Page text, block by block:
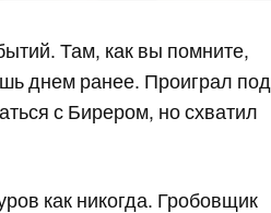
Там, как вы помните,
днем ранее. Проиграл под
с Бирером, но схватил
как никогда. Гробовщик